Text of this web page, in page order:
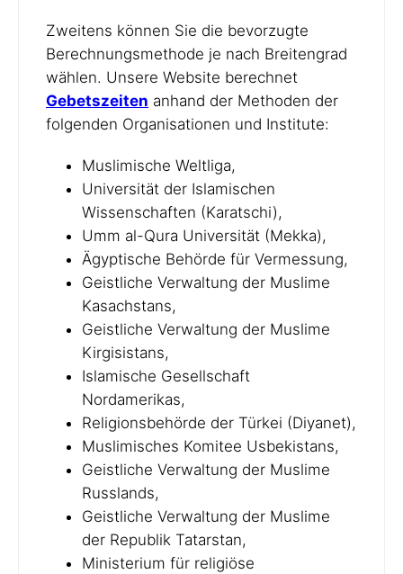
Zweitens können Sie die bevorzugte
Berechnungsmethode je nach Breitengrad
wählen. Unsere Website berechnet
Gebetszeiten anhand der Methoden der
folgenden Organisationen und Institute:
Muslimische Weltliga,
Universität der Islamischen
Wissenschaften (Karatschi),
Umm al-Qura Universität (Mekka),
Ägyptische Behörde für Vermessung,
Geistliche Verwaltung der Muslime
Kasachstans,
Geistliche Verwaltung der Muslime
Kirgisistans,
Islamische Gesellschaft
Nordamerikas,
Religionsbehörde der Türkei (Diyanet),
Muslimisches Komitee Usbekistans,
Geistliche Verwaltung der Muslime
Russlands,
Geistliche Verwaltung der Muslime
der Republik Tatarstan,
Ministerium für religiöse